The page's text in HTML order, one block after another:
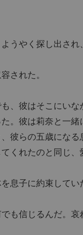
奈と一緒にいた。
歳になる息子の隣に
と同じ、愛情のこも
束していたために
るんだ。哀れなくら
両親も、献身的な夫
ながら送ってきたも
うやく探し出され
された。
、彼はそこにいな
。彼は莉奈と一緒
彼らの五歳になる
くれたのと同じ、
息子に約束して
も信じるんだ。哀